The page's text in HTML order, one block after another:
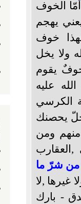
الخوف
يهجم
خوف
ولا يخل
يقوم
عليه
الكرسي
يحصنك
ومن
,العقارب
من شرّ ما
غيرها ,لا
- بارك